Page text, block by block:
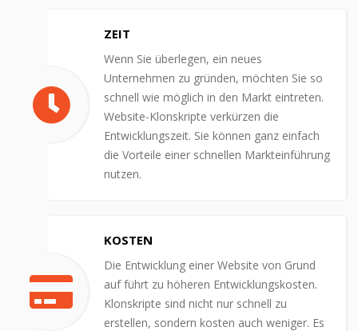
ZEIT
Wenn Sie überlegen, ein neues
Unternehmen zu gründen, möchten Sie so
schnell wie möglich in den Markt eintreten.
Website-Klonskripte verkürzen die
Entwicklungszeit. Sie können ganz einfach
die Vorteile einer schnellen Markteinführung
nutzen.
KOSTEN
Die Entwicklung einer Website von Grund
auf führt zu höheren Entwicklungskosten.
Klonskripte sind nicht nur schnell zu
erstellen, sondern kosten auch weniger. Es